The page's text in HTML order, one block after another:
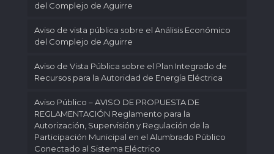
del Complejo de Aguirre
Aviso de vista pública sobre el Análisis Económico
del Complejo de Aguirre
Aviso de Vista Pública sobre el Plan Integrado de
Recursos para la Autoridad de Energía Eléctrica
Aviso Público – AVISO DE PROPUESTA DE
REGLAMENTACIÓN Reglamento para la
Autorización, Supervisión y Regulación de la
Participación Municipal en el Alumbrado Público
Conectado al Sistema Eléctrico